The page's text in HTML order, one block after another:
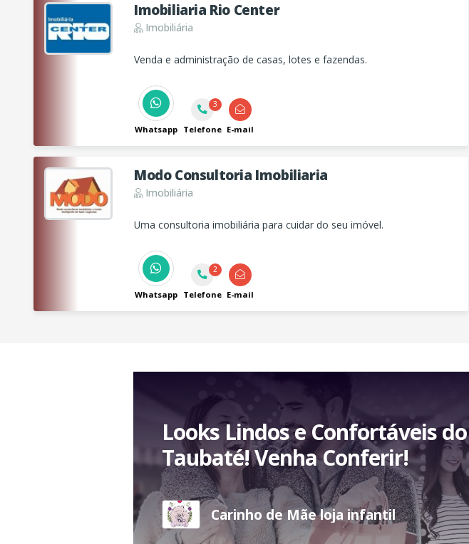
Imobiliaria Rio Center
Imobiliária
Venda e administração de casas, lotes e fazendas.
Whatsapp
3
Telefone E-mail
Modo Consultoria Imobiliaria
Imobiliária
Uma consultoria imobiliária para cuidar do seu imóvel.
Whatsapp
2
Telefone E-mail
Looks Lindos e Confortáveis
Taubaté! Venha Conferir!
Carinho de Mãe loja infantil